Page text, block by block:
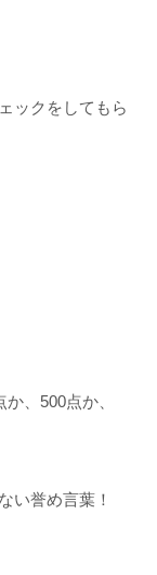
ックをしてもら
、500点か、
い誉め言葉！